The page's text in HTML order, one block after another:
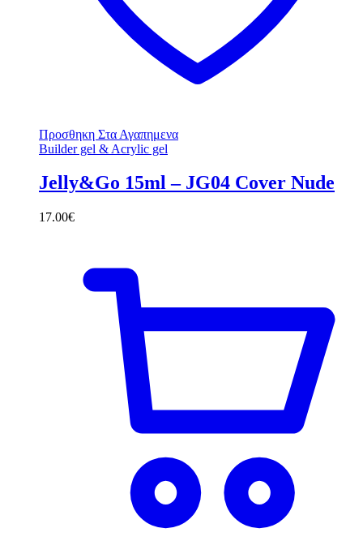
Προσθηκη Στα Αγαπημενα
Builder gel & Acrylic gel
Jelly&Go 15ml – JG04 Cover Nude
17.00€